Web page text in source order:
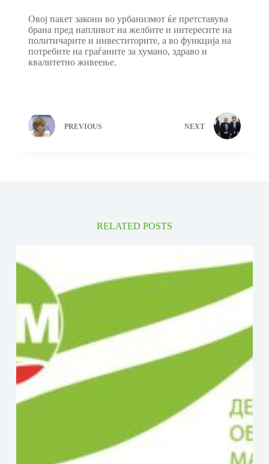
Овој пакет закони во урбанизмот ќе претставува
брана пред напливот на желбите и интересите на
политичарите и инвеститорите, а во функција на
потребите на граѓаните за хумано, здраво и
квалитетно живеење.
PREVIOUS NEXT
RELATED POSTS